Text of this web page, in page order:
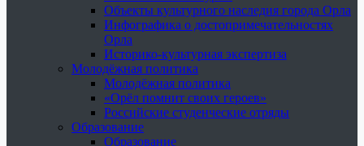
Объекты культурного наследия города Орла
Инфографика о достопримечательностях
Орла
Историко-культурная экспертиза
Молодёжная политика
Молодёжная политика
«Орёл помнит своих героев»
Российские студенческие отряды
Образование
Образование